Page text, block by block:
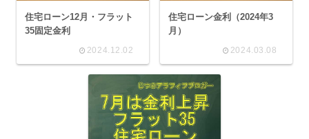
住宅ローン12月・フラット
35固定金利
2024.12.02
住宅ローン金利（2024年3
月）
2024.03.08